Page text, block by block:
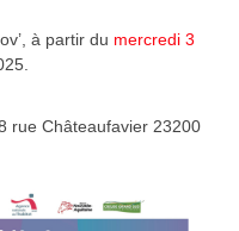
à partir du mercredi 3
rue Châteaufavier 23200